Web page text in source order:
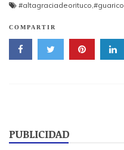
#altagraciadeorituco,#guarico
COMPARTIR
PUBLICIDAD